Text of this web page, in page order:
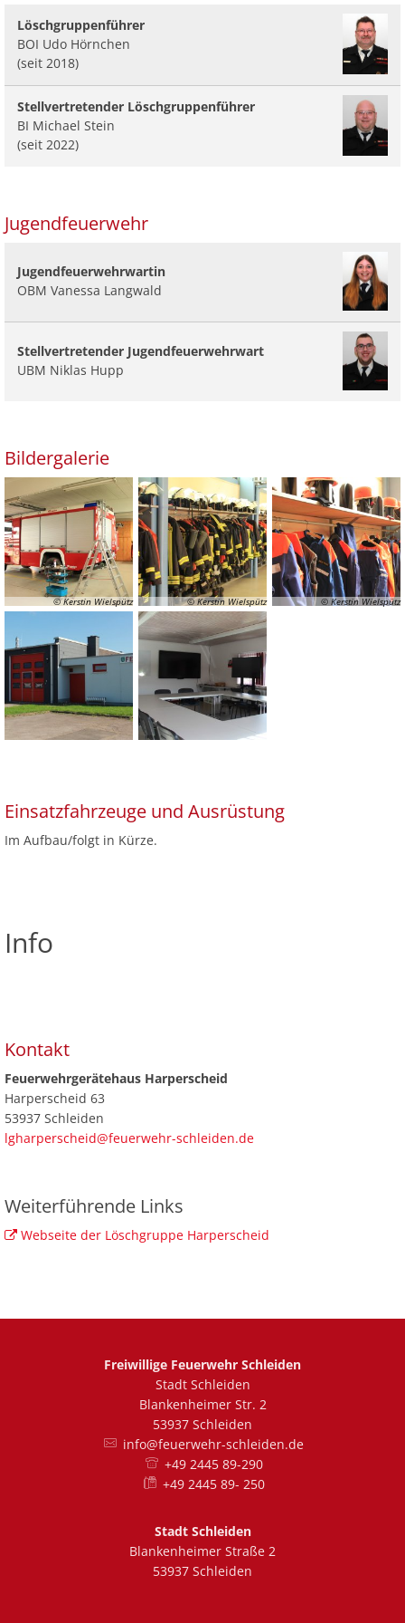
Löschgruppenführer
BOI Udo Hörnchen
(seit 2018)
Stellvertretender Löschgruppenführer
BI Michael Stein
(seit 2022)
Jugendfeuerwehr
Jugendfeuerwehrwartin
OBM Vanessa Langwald
Stellvertretender Jugendfeuerwehrwart
UBM Niklas Hupp
Bildergalerie
© Kerstin Wielspütz © Kerstin Wielspütz © Kerstin Wielspütz
Einsatzfahrzeuge und Ausrüstung
Im Aufbau/folgt in Kürze.
Info
Kontakt
Feuerwehrgerätehaus Harperscheid
Harperscheid 63
53937 Schleiden
lgharperscheid@feuerwehr-schleiden.de
Weiterführende Links
Webseite der Löschgruppe Harperscheid
Freiwillige Feuerwehr Schleiden
Stadt Schleiden
Blankenheimer Str. 2
53937 Schleiden
info@feuerwehr-schleiden.de
+49 2445 89-290
+49 2445 89- 250
Stadt Schleiden
Blankenheimer Straße 2
53937 Schleiden